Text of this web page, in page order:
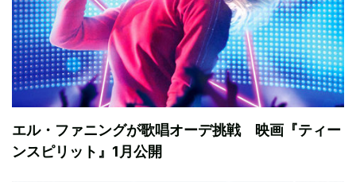
エル・ファニングが歌唱オーデ挑戦 映画『ティー
ンスピリット』1月公開